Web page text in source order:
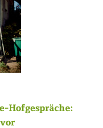
Hofgespräche: